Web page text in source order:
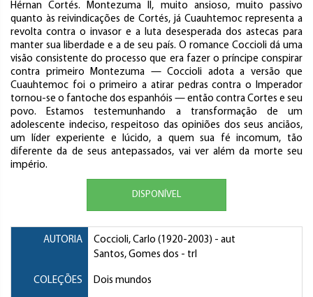
Hérnan Cortés. Montezuma II, muito ansioso, muito passivo
quanto às reivindicações de Cortés, já Cuauhtemoc representa a
revolta contra o invasor e a luta desesperada dos astecas para
manter sua liberdade e a de seu país. O romance Coccioli dá uma
visão consistente do processo que era fazer o príncipe conspirar
contra primeiro Montezuma — Coccioli adota a versão que
Cuauhtemoc foi o primeiro a atirar pedras contra o Imperador
tornou-se o fantoche dos espanhóis — então contra Cortes e seu
povo. Estamos testemunhando a transformação de um
adolescente indeciso, respeitoso das opiniões dos seus anciãos,
um líder experiente e lúcido, a quem sua fé incomum, tão
diferente da de seus antepassados, vai ver além da morte seu
império.
DISPONÍVEL
AUTORIA Coccioli, Carlo (1920-2003) - aut
Santos, Gomes dos - trl
COLEÇÕES Dois mundos